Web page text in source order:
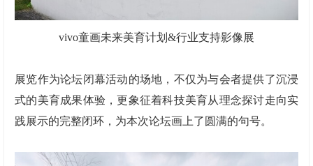
vivo童画未来美育计划&行业支持影像展
展览作为论坛闭幕活动的场地，不仅为与会者提供了沉浸
式的美育成果体验，更象征着科技美育从理念探讨走向实
践展示的完整闭环，为本次论坛画上了圆满的句号。